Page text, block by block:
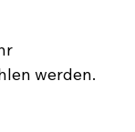
werden.